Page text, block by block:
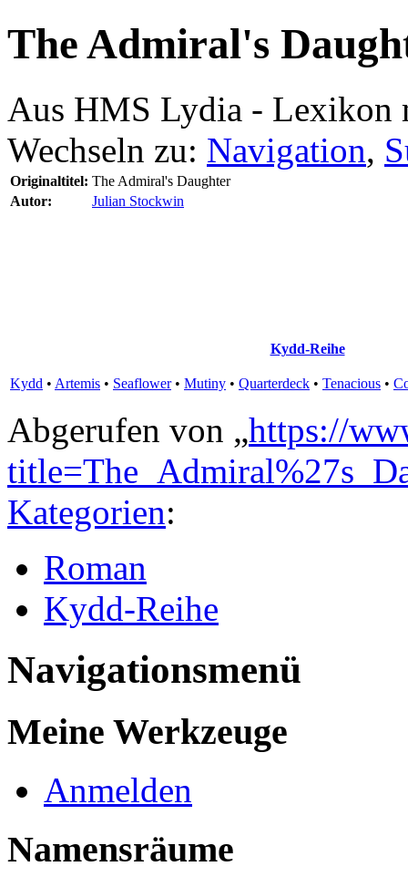
The Admiral's
Aus HMS Lydia - Lexikon
Wechseln zu: Navigation,
Originaltitel: The Admiral's Daughter
Autor:
Julian Stockwin
Kydd-Reihe
Kydd • Artemis • Seaflower• Mutiny • Quarterdeck • Tenacious •
Abgerufen von „https://
Kategorien:
Roman
Kydd-Reihe
Navigationsmenü
Meine Werkzeuge
Anmelden
Namensräume